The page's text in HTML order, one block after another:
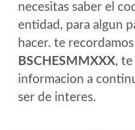
necesitas saber el
entidad, para algun
hacer. te
BSCHESMMXXX, te
informacion a
ser de interes.